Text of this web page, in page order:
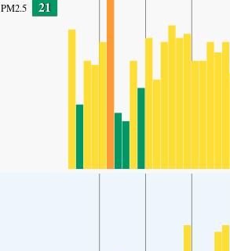
PM2.5 21